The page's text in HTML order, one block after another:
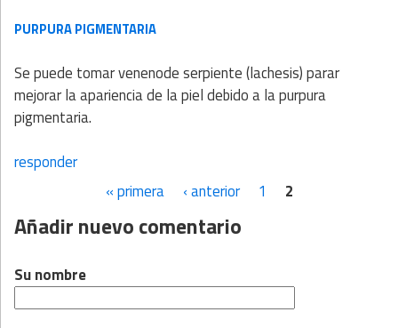
PURPURA PIGMENTARIA
Se puede tomar venenode serpiente (lachesis) parar
mejorar la apariencia de la piel debido a la purpura
pigmentaria.
responder
« primera ‹ anterior 1 2
Añadir nuevo comentario
Su nombre